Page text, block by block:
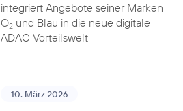
integriert Angebote seiner Marken
O2und Blau in die neue digitale
ADAC Vorteilswelt
10. März 2026